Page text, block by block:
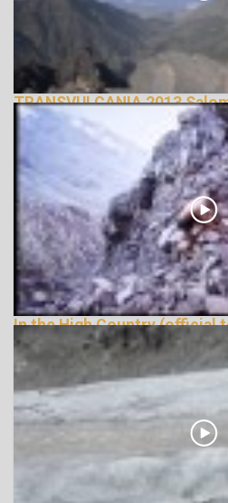
TRANSVULCANIA 2013
143111 Nézetek
In the High Country (official
Krupicka
148114 Nézetek